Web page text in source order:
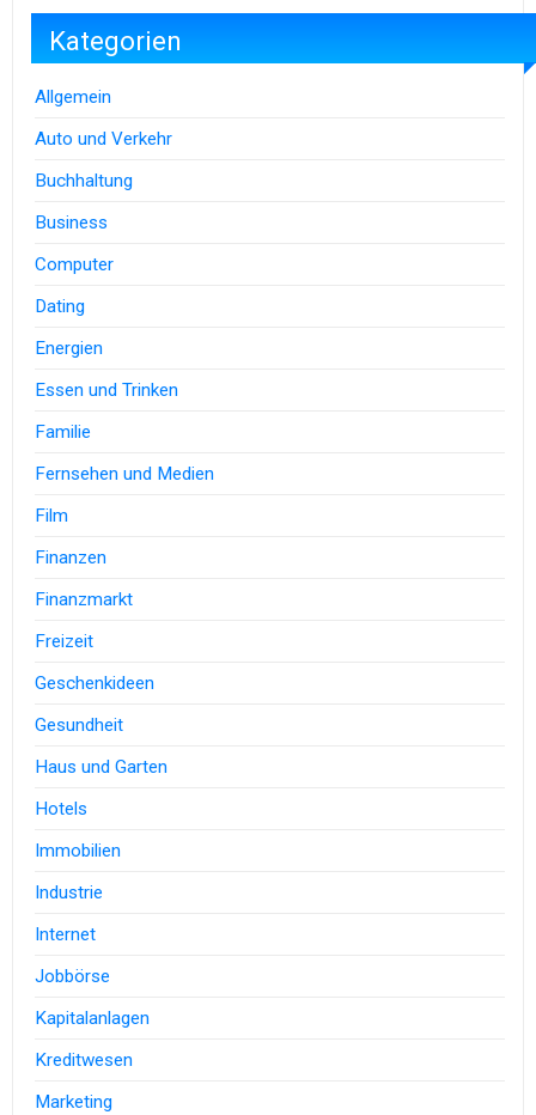
Kategorien
Allgemein
Auto und Verkehr
Buchhaltung
Business
Computer
Dating
Energien
Essen und Trinken
Familie
Fernsehen und Medien
Film
Finanzen
Finanzmarkt
Freizeit
Geschenkideen
Gesundheit
Haus und Garten
Hotels
Immobilien
Industrie
Internet
Jobbörse
Kapitalanlagen
Kreditwesen
Marketing